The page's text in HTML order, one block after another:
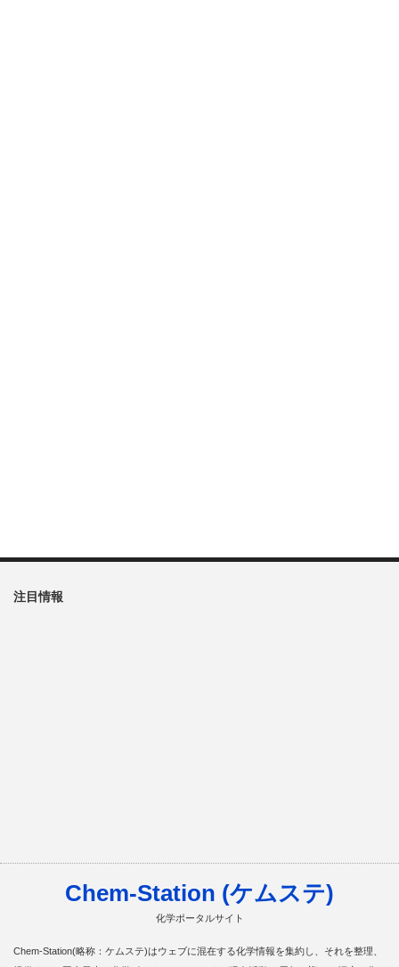
注目情報
Chem-Station (ケムステ)
化学ポータルサイト
Chem-Station(略称：ケムステ)はウェブに混在する化学情報を集約し、それを整理、